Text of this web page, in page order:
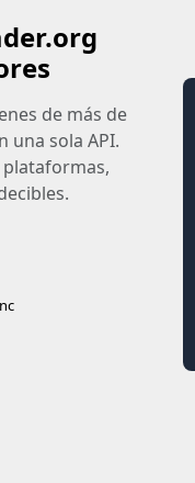
de más de
una sola API.